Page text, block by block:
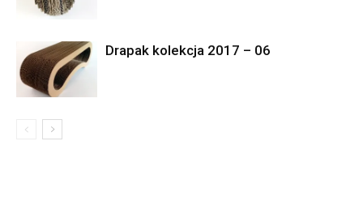
Drapak kolekcja 2017 – 06